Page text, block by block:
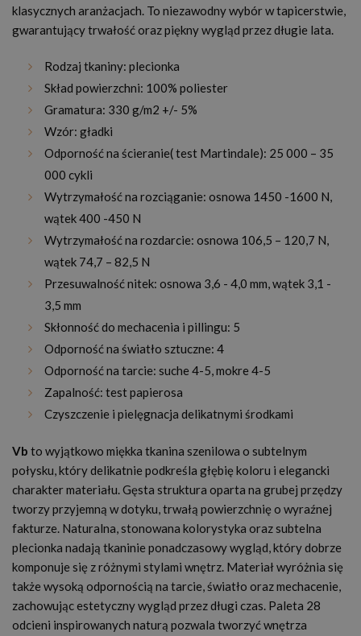
klasycznych aranżacjach. To niezawodny wybór w tapicerstwie,
gwarantujący trwałość oraz piękny wygląd przez długie lata.
Rodzaj tkaniny: plecionka
Skład powierzchni: 100% poliester
Gramatura: 330 g/m2 +/- 5%
Wzór: gładki
Odporność na ścieranie( test Martindale): 25 000 – 35
000 cykli
Wytrzymałość na rozciąganie: osnowa 1450 -1600 N,
wątek 400 -450 N
Wytrzymałość na rozdarcie: osnowa 106,5 – 120,7 N,
wątek 74,7 – 82,5 N
Przesuwalność nitek: osnowa 3,6 - 4,0 mm, wątek 3,1 -
3,5 mm
Skłonność do mechacenia i pillingu: 5
Odporność na światło sztuczne: 4
Odporność na tarcie: suche 4-5, mokre 4-5
Zapalność: test papierosa
Czyszczenie i pielęgnacja delikatnymi środkami
Vb to wyjątkowo miękka tkanina szenilowa o subtelnym
połysku, który delikatnie podkreśla głębię koloru i elegancki
charakter materiału. Gęsta struktura oparta na grubej przędzy
tworzy przyjemną w dotyku, trwałą powierzchnię o wyraźnej
fakturze. Naturalna, stonowana kolorystyka oraz subtelna
plecionka nadają tkaninie ponadczasowy wygląd, który dobrze
komponuje się z różnymi stylami wnętrz. Materiał wyróżnia się
także wysoką odpornością na tarcie, światło oraz mechacenie,
zachowując estetyczny wygląd przez długi czas. Paleta 28
odcieni inspirowanych naturą pozwala tworzyć wnętrza